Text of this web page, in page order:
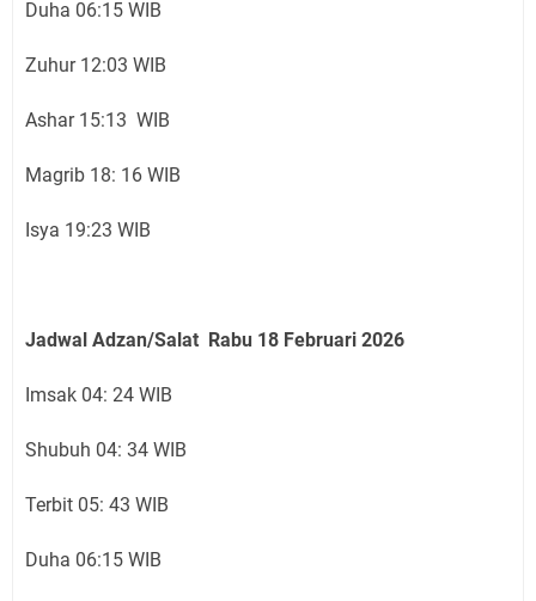
Duha 06:15 WIB
Zuhur 12:03 WIB
Ashar 15:13 WIB
Magrib 18: 16 WIB
Isya 19:23 WIB
Jadwal Adzan/Salat Rabu 18 Februari 2026
Imsak 04: 24 WIB
Shubuh 04: 34 WIB
Terbit 05: 43 WIB
Duha 06:15 WIB